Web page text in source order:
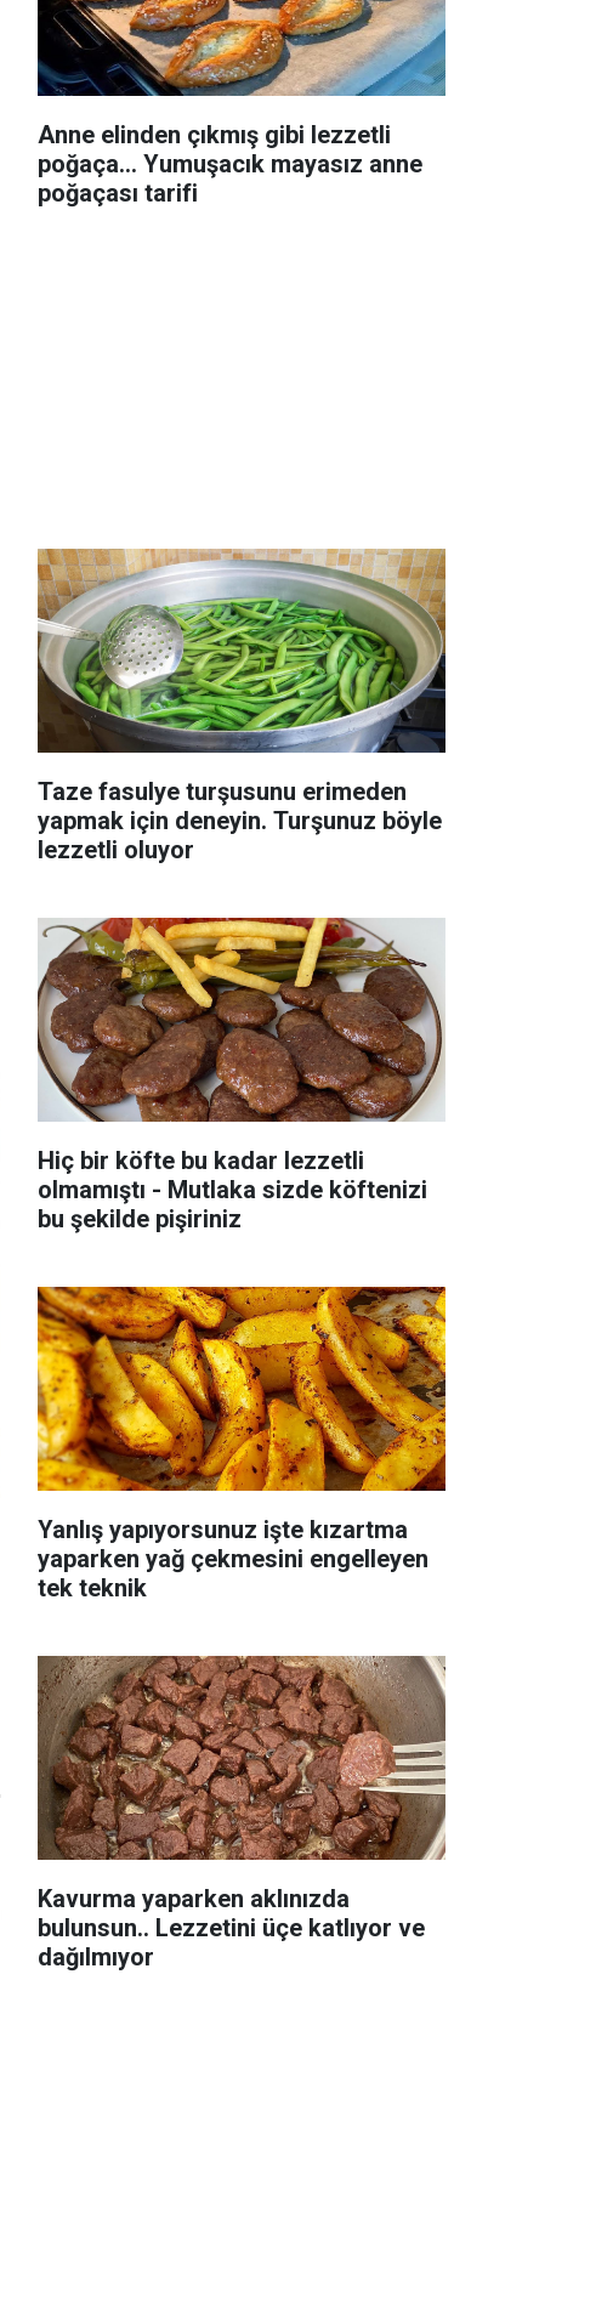
Anne elinden çıkmış gibi lezzetli
poğaça... Yumuşacık mayasız anne
poğaçası tarifi
Taze fasulye turşusunu erimeden
yapmak için deneyin. Turşunuz böyle
lezzetli oluyor
Hiç bir köfte bu kadar lezzetli
olmamıştı - Mutlaka sizde köftenizi
bu şekilde pişiriniz
Yanlış yapıyorsunuz işte kızartma
yaparken yağ çekmesini engelleyen
tek teknik
Kavurma yaparken aklınızda
bulunsun.. Lezzetini üçe katlıyor ve
dağılmıyor